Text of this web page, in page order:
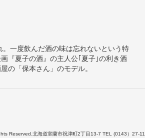
。一度飲んだ酒の味は忘れないという特
『夏子の酒』の主人公｢夏子｣の利き酒
の「保本さん」のモデル。
Reserved.北海道室蘭市祝津町2丁目13-7 TEL (0143）27-